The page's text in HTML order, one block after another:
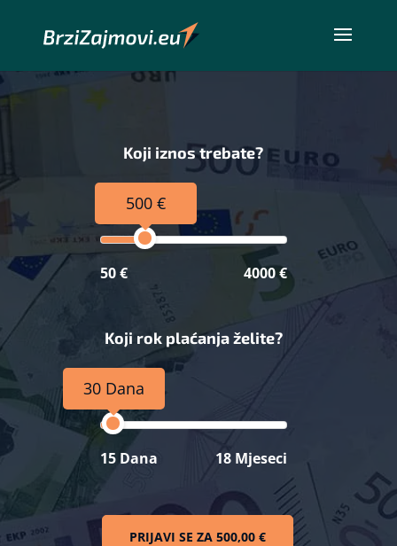
Koji iznos trebate?
500 €
50 € 4000 €
Koji rok plaćanja želite?
30 Dana
15 Dana 18 Mjeseci
PRIJAVI SE ZA500,00 €